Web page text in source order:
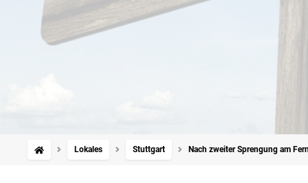
Lokales Stuttgart Nach zweiter Sprengung am